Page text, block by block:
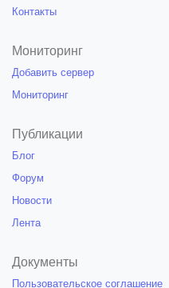
Контакты
Мониторинг
Добавить сервер
Мониторинг
Публикации
Блог
Форум
Новости
Лента
Документы
Пользовательское соглашение